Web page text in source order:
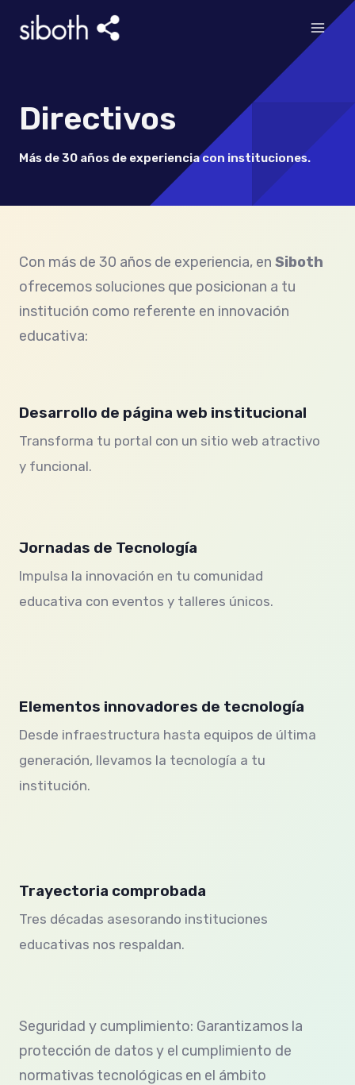
Directivos
Más de 30 años de experiencia con instituciones.
Con más de 30 años de experiencia, en Siboth
ofrecemos soluciones que posicionan a tu
institución como referente en innovación
educativa:
Desarrollo de página web institucional
Transforma tu portal con un sitio web atractivo
y funcional.
Jornadas de Tecnología
Impulsa la innovación en tu comunidad
educativa con eventos y talleres únicos.
Elementos innovadores de tecnología
Desde infraestructura hasta equipos de última
generación, llevamos la tecnología a tu
institución.
Trayectoria comprobada
Tres décadas asesorando instituciones
educativas nos respaldan.
Seguridad y cumplimiento: Garantizamos la
protección de datos y el cumplimiento de
normativas tecnológicas en el ámbito